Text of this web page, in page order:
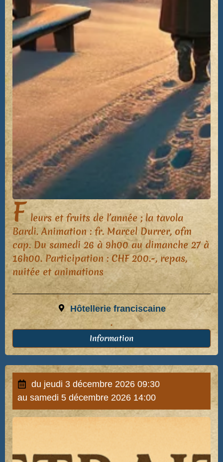
F leurs et fruits de l’année ; la tavola
Bardi. Animation : fr. Marcel Durrer, ofm
cap. Du samedi 26 à 9h00 au dimanche 27 à
16h00. Participation : CHF 200.-, repas,
nuitée et animations
Hôtellerie franciscaine
.
Information
du jeudi 3 décembre 2026 09:30
au samedi 5 décembre 2026 14:00